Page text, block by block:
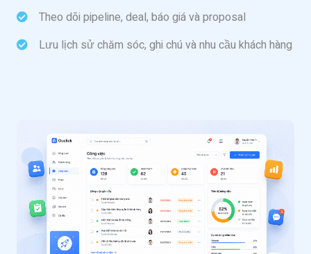
Theo dõi pipeline, deal, báo giá và proposal
Lưu lịch sử chăm sóc, ghi chú và nhu cầu khách hàng